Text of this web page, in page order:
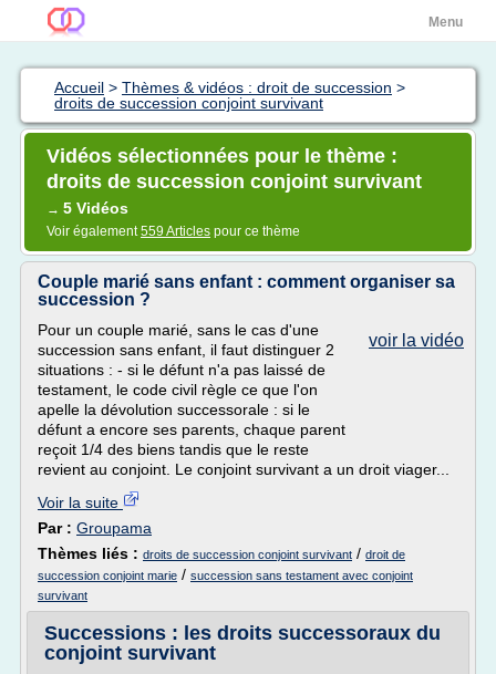
Menu
Accueil > Thèmes & vidéos : droit de succession >
droits de succession conjoint survivant
Vidéos sélectionnées pour le thème :
droits de succession conjoint survivant
→ 5 Vidéos
Voir également559 Articles pour ce thème
Couple marié sans enfant : comment organiser sa
succession ?
voir la vidéo
Pour un couple marié, sans le cas d'une
succession sans enfant, il faut distinguer 2
situations : - si le défunt n'a pas laissé de
testament, le code civil règle ce que l'on
apelle la dévolution successorale : si le
défunt a encore ses parents, chaque parent
reçoit 1/4 des biens tandis que le reste
revient au conjoint. Le conjoint survivant a un droit viager...
Voir la suite
Par : Groupama
Thèmes liés : droits de succession conjoint survivant / droit de
succession conjoint marie / succession sans testament avec conjoint
survivant
Successions : les droits successoraux du
conjoint survivant